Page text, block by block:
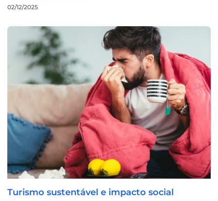
02/12/2025
Turismo sustentável e impacto social